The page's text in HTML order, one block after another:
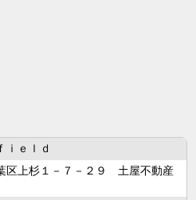
ｅｌｄ
区上杉１－７－２９ 土屋不動産